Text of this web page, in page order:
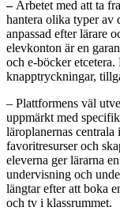
–Arbetet med att ta
hantera olika typer av
anpassad efter lärare
elevkonton är en
och e-böcker etcetera.
knapptryckningar,
– Plattformens väl
uppmärkt med
läroplanernas
favoritresurser och
eleverna ger lärarna
undervisning och
längtar efter att boka
och tv i klassrummet.